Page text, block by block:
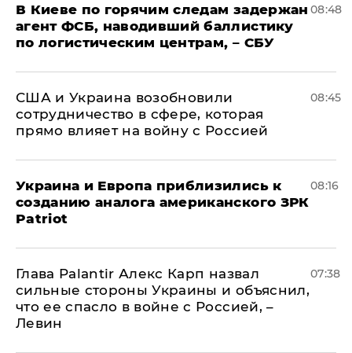
В Киеве по горячим следам задержан
агент ФСБ, наводивший баллистику
по логистическим центрам, – СБУ
08:48
США и Украина возобновили
сотрудничество в сфере, которая
прямо влияет на войну с Россией
08:45
Украина и Европа приблизились к
созданию аналога американского ЗРК
Patriot
08:16
Глава Palantir Алекс Карп назвал
сильные стороны Украины и объяснил,
что ее спасло в войне с Россией, –
Левин
07:38